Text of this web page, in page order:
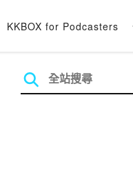
KKBOX for Podcasters